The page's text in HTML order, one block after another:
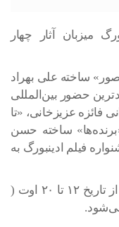
میزبان آثار چهار
ساخته علی بهراد
حضور بین‌المللی
فائزه عزیزخانی، «تا
ساخته حسن
فیلم ادینبورگ به
هفتاد و پنجمین جشنواره فیلم ادینبورگ از تاریخ ۱۲ تا ۲۰ اوت (